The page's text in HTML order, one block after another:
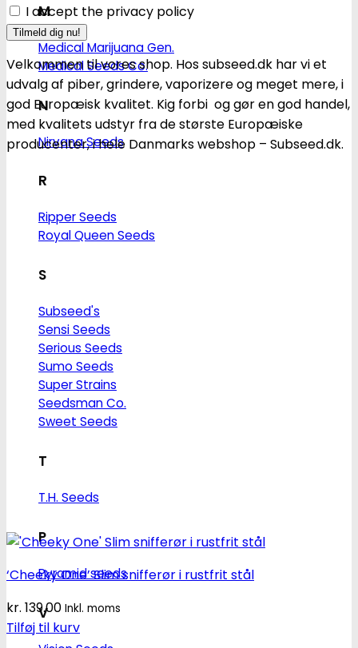
M
Medical Marijuana Gen.
Medical Seeds Co.
N
Nirvana Seeds
R
Ripper Seeds
Royal Queen Seeds
S
Subseed's
Sensi Seeds
Serious Seeds
Sumo Seeds
Super Strains
Seedsman Co.
Sweet Seeds
T
T.H. Seeds
P
Pyramid seeds
V
I accept the privacy policy
Velkommen til vores shop. Hos subseed.dk har vi et
udvalg af piber, grindere, vaporizere og meget mere, i
god Europæisk kvalitet. Kig forbi og gør en god handel,
med kvalitets udstyr fra de største Europæiske
producenter, i hele Danmarks webshop – Subseed.dk.
‘Cheeky One’ Slim snifferør i rustfrit stål
kr. 139.00 Inkl. moms
Tilføj til kurv